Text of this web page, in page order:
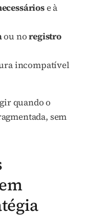
e à
ou noregistro
incompatível
quando o
sem